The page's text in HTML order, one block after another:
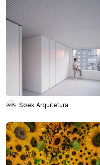
Soek Arquitetura